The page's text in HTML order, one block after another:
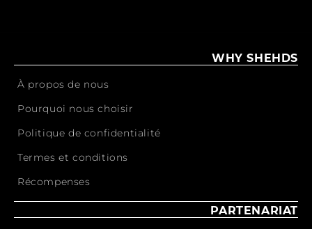
WHY SHEHDS
À propos de nous
Pourquoi nous choisir
Politique de confidentialité
Termes et conditions
Récompenses
PARTENARIAT